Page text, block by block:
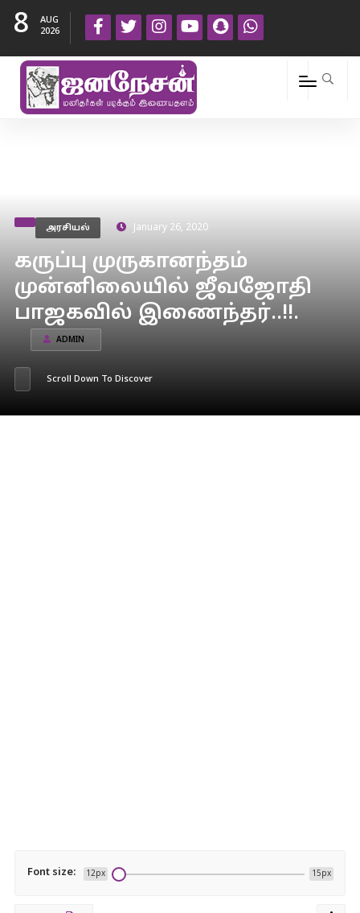
8
AUG
2026
அரசியல் January 26, 2020
கருப்பு முருகானந்தம்
முன்னிலையில் ஜீவஜோதி
பாஜகவில் இணைந்தர்..!!.
ADMIN
Scroll Down To Discover
Font size: 12px 15px